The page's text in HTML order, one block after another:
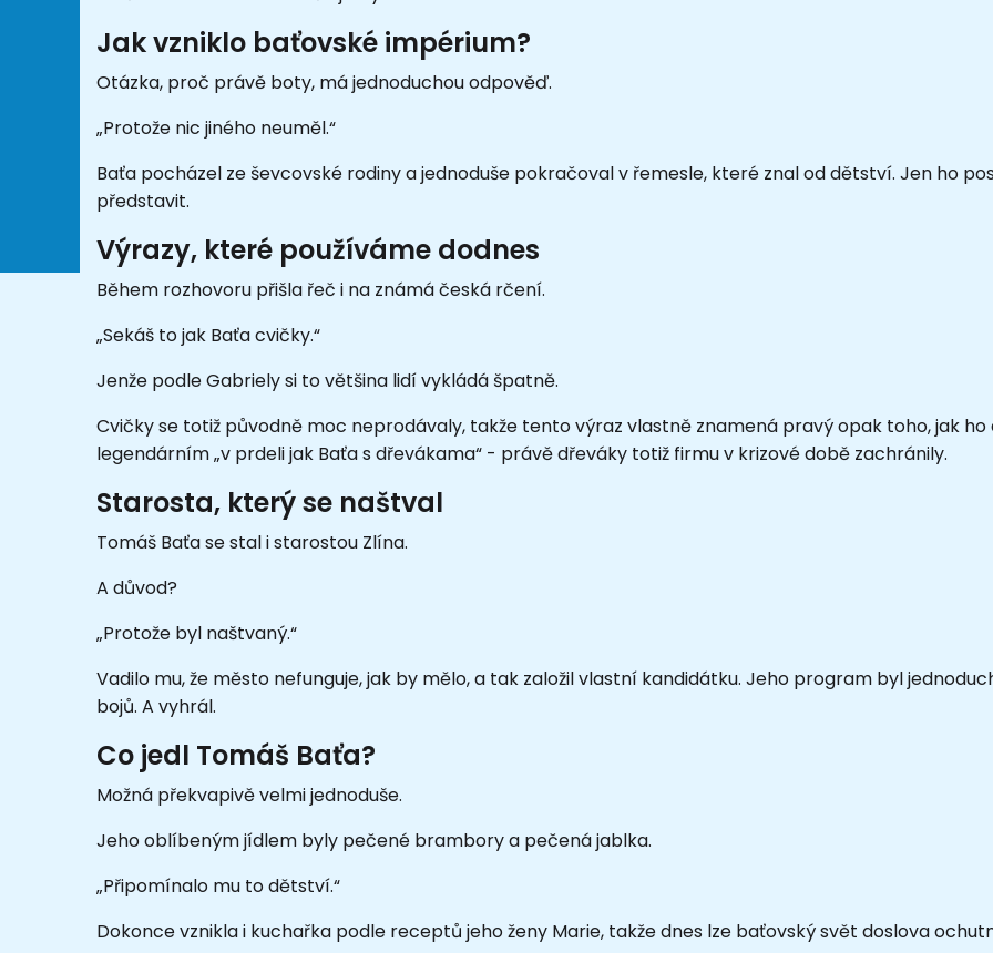
Jak vzniklo baťovské impérium?
Otázka, proč právě boty, má jednoduchou odpověď.
„Protože nic jiného neuměl.“
Baťa pocházel ze ševcovské rodiny a jednoduše pokračoval v řemesle, které znal od dětství. Jen ho
představit.
Výrazy, které používáme dodnes
Během rozhovoru přišla řeč i na známá česká rčení.
„Sekáš to jak Baťa cvičky.“
Jenže podle Gabriely si to většina lidí vykládá špatně.
Cvičky se totiž původně moc neprodávaly, takže tento výraz vlastně znamená pravý opak toho, jak ho
legendárním „v prdeli jak Baťa s dřevákama“ - právě dřeváky totiž firmu v krizové době zachránily.
Starosta, který se naštval
Tomáš Baťa se stal i starostou Zlína.
A důvod?
„Protože byl naštvaný.“
Vadilo mu, že město nefunguje, jak by mělo, a tak založil vlastní kandidátku. Jeho program byl
bojů. A vyhrál.
Co jedl Tomáš Baťa?
Možná překvapivě velmi jednoduše.
Jeho oblíbeným jídlem byly pečené brambory a pečená jablka.
„Připomínalo mu to dětství.“
Dokonce vznikla i kuchařka podle receptů jeho ženy Marie, takže dnes lze baťovský svět doslova